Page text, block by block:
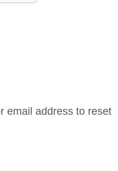
email address to reset